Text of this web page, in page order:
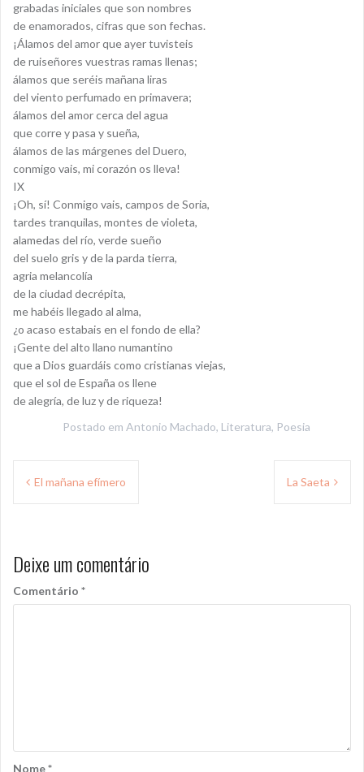
grabadas iniciales que son nombres
de enamorados, cifras que son fechas.
¡Álamos del amor que ayer tuvisteis
de ruiseñores vuestras ramas llenas;
álamos que seréis mañana liras
del viento perfumado en primavera;
álamos del amor cerca del agua
que corre y pasa y sueña,
álamos de las márgenes del Duero,
conmigo vais, mi corazón os lleva!
IX
¡Oh, sí! Conmigo vais, campos de Soria,
tardes tranquilas, montes de violeta,
alamedas del río, verde sueño
del suelo gris y de la parda tierra,
agria melancolía
de la ciudad decrépita,
me habéis llegado al alma,
¿o acaso estabais en el fondo de ella?
¡Gente del alto llano numantino
que a Dios guardáis como cristianas viejas,
que el sol de España os llene
de alegría, de luz y de riqueza!
Postado em Antonio Machado, Literatura, Poesia
Navegação
El mañana efímero La Saeta
Deixe um comentário
Comentário *
Nome*